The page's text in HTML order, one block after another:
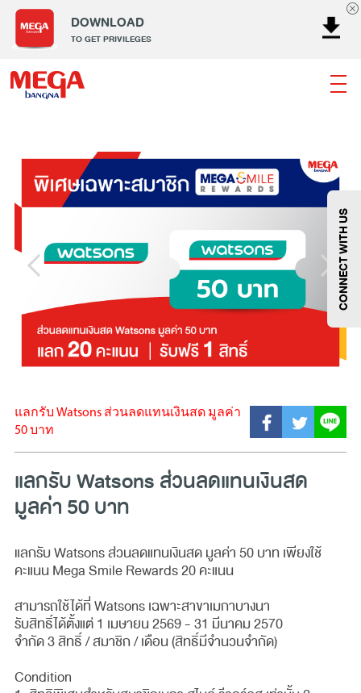
DOWNLOAD
TO GET PRIVILEGES
ธนาคาร ร้านอาหาร เอ็นเตอร์เทนเม้นท์
แฟชั่น
เครื่องประดับ
การตกแต่งบ้าน แม่และเด็ก
ไลฟ์สไตล์
บริการ
เมกา สมาร์ท คิดส์ กีฬา
ซูเปอร์มาร์เก็ต
แกดเจ็ตและเทคโนโลยี
สุขภาพและความงาม
แฟชั่น@Megabangna
CONNECT WITH US
แลกรับ Watsons ส่วนลดแทนเงินสด มูลค่า
50 บาท​
แลกรับ Watsons ส่วนลดแทนเงินสด
มูลค่า 50 บาท​
แลกรับ Watsons ส่วนลดแทนเงินสด มูลค่า 50 บาท​ เพียงใช้
คะแนน Mega Smile Rewards 20 คะแนน
สามารถใช้ได้ที่ Watsons เฉพาะสาขาเมกาบางนา
รับสิทธิ์ได้ตั้งแต่ 1 เมษายน 2569 - 31 มีนาคม 2570
จำกัด 3 สิทธิ์ / สมาชิก / เดือน (สิทธิ์มีจำนวนจำกัด)
Condition